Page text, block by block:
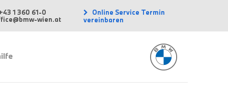
1 360 61-0
wien.at
Online Service Termin
vereinbaren